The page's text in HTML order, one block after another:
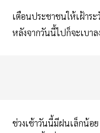
เตือนประชาชนให้เฝ้าร
หลังจากวันนี้ไปก็จะเบาล
ช่วงเช้าวันนี้มีฝนเล็กน้อ